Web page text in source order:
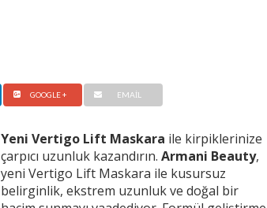
GOOGLE + EMAIL
Yeni Vertigo Lift Maskara ile kirpiklerinize
çarpıcı uzunluk kazandırın.Armani Beauty,
yeni Vertigo Lift Maskara ile kusursuz
belirginlik, ekstrem uzunluk ve doğal bir